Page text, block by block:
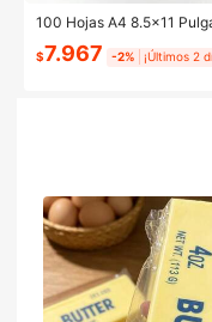
100 Hojas A4 8.5x11
el Térmico Sin Tinta
esora para Estudio
$7.967 -2% ¡Últimos 2